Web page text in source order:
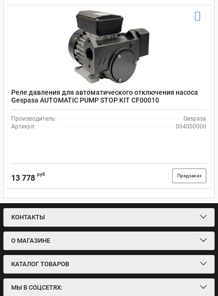
Реле давления для автоматического отключения насоса
Gespasa AUTOMATIC PUMP STOP KIT CF00010
Производитель:
Gespasa
Артикул:
004000000
13 778 руб Предзаказ
КОНТАКТЫ
О МАГАЗИНЕ
КАТАЛОГ ТОВАРОВ
МЫ В СОЦСЕТЯХ: